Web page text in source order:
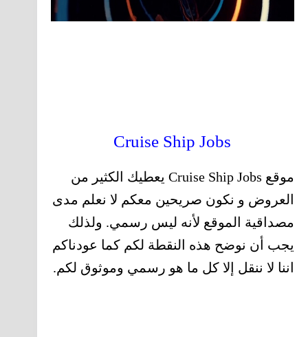
Cruise Ship Jobs
موقع Cruise Ship Jobs يعطيك الكثير من
العروض و نكون صريحين معكم لا نعلم مدى
مصداقية الموقع لأنه ليس رسمي. ولذلك
يجب أن نوضح هذه النقطة لكم كما عودناكم
اننا لا ننقل إلا كل ما هو رسمي وموثوق لكم.